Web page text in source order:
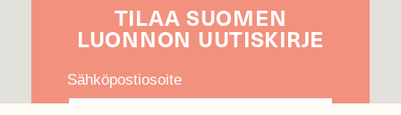
TILAA SUOMEN
LUONNON UUTIS­KIRJE
Sähköpostiosoite